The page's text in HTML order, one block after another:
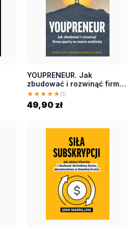
YOUPRENEUR. Jak
zbudować i rozwinąć firmę
opartą na marce osobistej
[książka]
★★★★★ (1)
49,90 zł